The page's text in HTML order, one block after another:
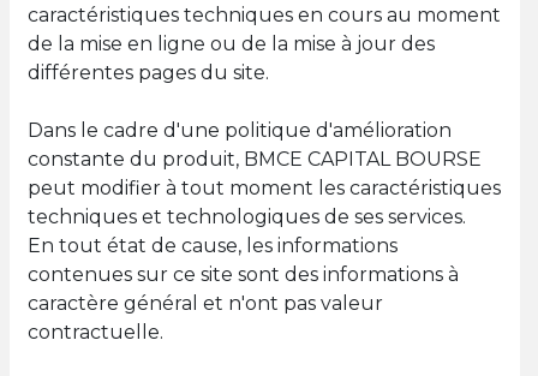
caractéristiques techniques en cours au moment
de la mise en ligne ou de la mise à jour des
différentes pages du site.
Dans le cadre d'une politique d'amélioration
constante du produit, BMCE CAPITAL BOURSE
peut modifier à tout moment les caractéristiques
techniques et technologiques de ses services.
En tout état de cause, les informations
contenues sur ce site sont des informations à
caractère général et n'ont pas valeur
contractuelle.